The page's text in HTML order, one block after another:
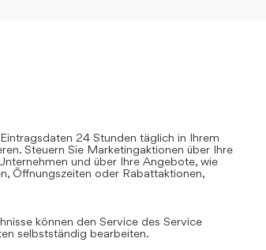
24 Stunden täglich in Ihrem
Steuern Sie Marketingaktionen über Ihre
und über Ihre Angebote, wie
Öffnungszeiten oder Rabattaktionen,
können den Service des Service
selbstständig bearbeiten.